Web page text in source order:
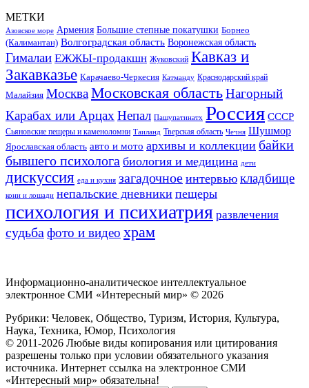
МЕТКИ
Азовское море Армения Большие степные покатушки Борнео
(Калимантан) Волгоградская область Воронежская область
Гималаи ЕЖЖЫ-продакшн Жуковский Кавказ и
Закавказье Карачаево-Черкесия Катманду Краснодарский край
Малайзия МоскваМосковская областьНагорный
Карабах или Арцах Непал Пашупатинатх Россия СССР
Сьяновские пещеры и каменоломни Таиланд Тверская область Чечня Шушмор
Ярославская область авто и мото архивы и коллекции байки
бывшего психолога биология и медицина дети
дискуссия еда и кухня загадочное интервью кладбище
кони и лошади непальские дневники пещеры
психология и психиатрия развлечения
судьба фото и видео храм
Информационно-аналитическое интеллектуальное
электронное СМИ «Интересный мир» © 2026
Рубрики: Человек, Общество, Туризм, История, Культура,
Наука, Техника, Юмор, Психология
© 2011-2026 Любые виды копирования или цитирования
разрешены только при условии обязательного указания
источника. Интернет ссылка на электронное СМИ
«Интересный мир» обязательна!